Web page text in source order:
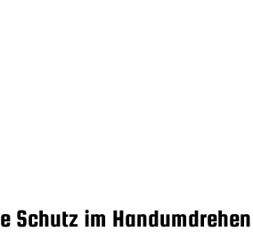
Schutz im Handumdrehen